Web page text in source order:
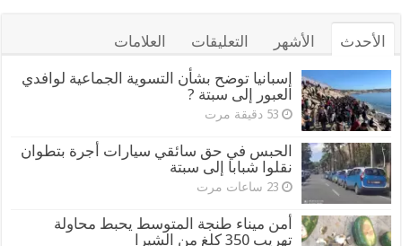
الأحدث الأشهر التعليقات العلامات
إسبانيا توضح بشأن التسوية الجماعية لوافدي
العبور إلى سبتة ?
53 دقيقة مرت
الحبس في حق سائقي سيارات أجرة بتطوان
نقلوا شبابا إلى سبتة
23 ساعات مرت
أمن ميناء طنجة المتوسط يحبط محاولة
تهريب 350 كلغ من الشيرا